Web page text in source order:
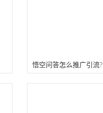
悟空问答怎么推广引流
技巧）